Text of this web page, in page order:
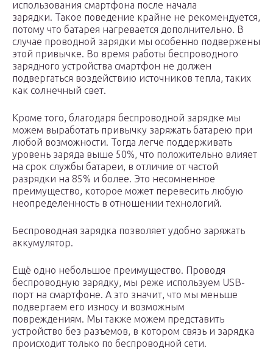
использования смартфона после начала
зарядки. Такое поведение крайне не рекомендуется,
потому что батарея нагревается дополнительно. В
случае проводной зарядки мы особенно подвержены
этой привычке. Во время работы беспроводного
зарядного устройства смартфон не должен
подвергаться воздействию источников тепла, таких
как солнечный свет.
Кроме того, благодаря беспроводной зарядке мы
можем выработать привычку заряжать батарею при
любой возможности. Тогда легче поддерживать
уровень заряда выше 50%, что положительно влияет
на срок службы батареи, в отличие от частой
разрядки на 85% и более. Это несомненное
преимущество, которое может перевесить любую
неопределенность в отношении технологий.
Беспроводная зарядка позволяет удобно заряжать
аккумулятор.
Ещё одно небольшое преимущество. Проводя
беспроводную зарядку, мы реже используем USB-
порт на смартфоне. А это значит, что мы меньше
подвергаем его износу и возможным
повреждениям. Мы также можем представить
устройство без разъемов, в котором связь и зарядка
происходит только по беспроводной сети.